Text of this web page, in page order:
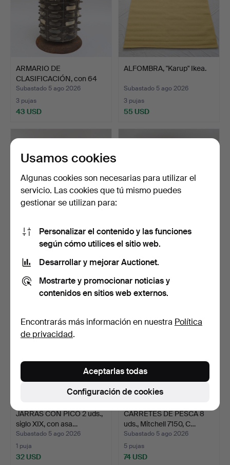
ARMARIO DE
CLASIFICACIÓN, con 64
uds. de c…
Subastado 5 ago 2026
3 pujas
43 USD
ALFOMBRA, "Karup" Ikea.
Subastado 5 ago 2026
3 pujas
55 USD
MOLDES 10 uds., siglo XIX,
parcialmente co…
Subastado 5 ago 2026
48 USD
BALJOR 5 uds., cobre, siglo
Subastado 5 ago 2026
148 USD
JARRAS CON PICO 2 uds.,
siglo XIX, con asa…
Subastado 5 ago 2026
1 puja
32 USD
CARRETES DE PESCA 8
uds., Mitchell 7150, C…
Subastado 5 ago 2026
5 pujas
74 USD
Usamos cookies
Algunas cookies son necesarias para utilizar el
servicio. Las cookies que tú mismo puedes
gestionar se utilizan para:
Personalizar el contenido y las funciones
según cómo utilices el sitio web.
Desarrollar y mejorar Auctionet.
Mostrarte y promocionar noticias y
contenidos en sitios web externos.
Encontrarás más información en nuestra Política
de privacidad.
Configuración de cookies
Aceptarlas todas